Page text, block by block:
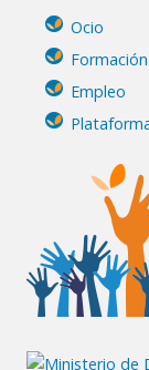
Ocio
Formación
Empleo